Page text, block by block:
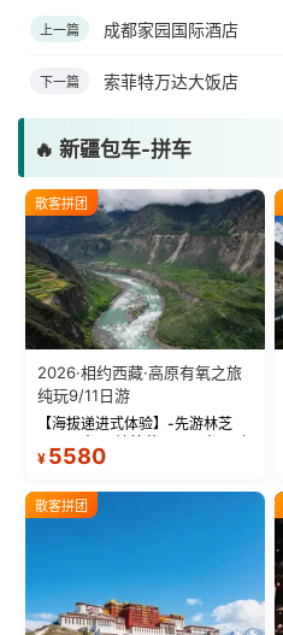
上一篇 成都家园国际酒店
下一篇 索菲特万达大饭店
🔥 新疆包车-拼车
散客拼团
2026·相约西藏·高原有氧之旅
纯玩9/11日游
【海拔递进式体验】-先游林芝
(2900米)再访拉萨(3650米)，亲
测 99%游客零高反 。 【贴心保
反根本不是事儿 ！ 【无人机航
拍】-雪山/圣湖/...
¥ 5580
散客拼团